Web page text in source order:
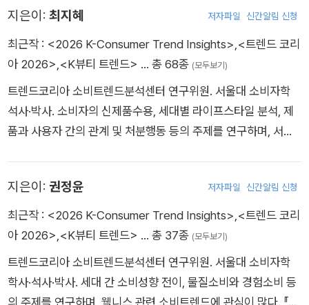
만든 김난도 작가의 ‘디지털 쌍둥이’다. 수많은 기업과 공공기관
서의 역할도 수행하고 있다. 청와대와 장차관워크숍, 경기·경남
등 여러 교육청과 학교, 서울특별시·경기도 등 지방자치단체, 삼
성전자·현대자동차·LG전자 등 대한민국을 대표하는 크고 작은
회사들에게 컨설팅과 강의를 해왔다. 『스물하나 서른아홉』, 『마
켓컬리 인사이트』, 『더현대서울 인사이트』, 『소비자는 무엇을 원
좀 더 자유롭고 활발한 저술에 집중하기 위해 2025년 명예퇴직
했다. 앞으로 자유로운 작가로서, 더욱 다양하게 활동하려고 노력
하고 있다. Rando Kim is a professor in the Dept. of Consu
a specialist in consumer behavior and market trend analy
sis, he has written more than 20 books including Trend K
학회 최우수논문상을 수상했다. 2009년부터 〈트렌드코리아〉 시
리즈 공저자로 참여하고 있으며, 『K뷰티 트렌드』, 『스물하나, 서
른아홉』, 『트렌드 차이나』, 〈대한민국 외식업 트렌드〉 시리즈, 『나
해보험 여성리더 자문위원, 농협축산 행복자문위원, 서울시 디자
인자문위원, 한강시민위원, 통계청·프로축구연맹 자문위원, 교보
문고 북멘토 등을 맡고 있으며, SBS 라디오 〈생활정보〉에 고정
출연하며 《동아일보》에 ‘트렌드 NOW’ 칼럼을 연재하고 있다. M
iyoung Jeon is a research fellow at CTC. She holds a BA,
co-authored numerous books, including the annually pub
lished bestselling series Trend Korea, as well as Trend C
hina, K-Beauty Trend, Twenty-One Thirty-Nine , the Kor
ean Food Industry Trend series. She previously worked
as a research analyst at the Samsung Economic Researc
지은이: 최지혜 저자파일 신간알림 신청
최근작 : <2026 K-Consumer Trend Insights> <트렌드 코리
아 2026> <K뷰티 트렌드> … 총 68종 (모두보기)
트렌드코리아 소비트렌드분석센터 연구위원. 서울대 소비자학
석사·박사. 소비자의 신제품수용, 세대별 라이프스타일 분석, 제
품과 사용자 간의 관계 및 처분행동 등의 주제를 연구하며, 서울
『더현대 서울 인사이트』, 『스물하나, 서른아홉』, 〈대한민국 외식
업 트렌드〉 시리즈를 공저했다. 워싱턴주립대학교에서 공동연구
자 자격으로 연수했으며, 삼성·LG·아모레·SK·코웨이·CJ 등 다수
였다. 현재 이마트 ESG위원회 위원장, 한국수력원자력 홍보자문
협의체 자문위원, 사회공헌사업 심의위원, 피데스 개발 ‘공간보고
지은이: 권정윤 저자파일 신간알림 신청
최근작 : <2026 K-Consumer Trend Insights> <트렌드 코리
아 2026> <K뷰티 트렌드> … 총 37종 (모두보기)
트렌드코리아 소비트렌드분석센터 연구위원. 서울대 소비자학
학사·석사·박사. 세대 간 소비성향 전이, 물질소비와 경험소비 등
의 주제를 연구하며, 웰니스 관련 소비트렌드에 관심이 많다. 『K